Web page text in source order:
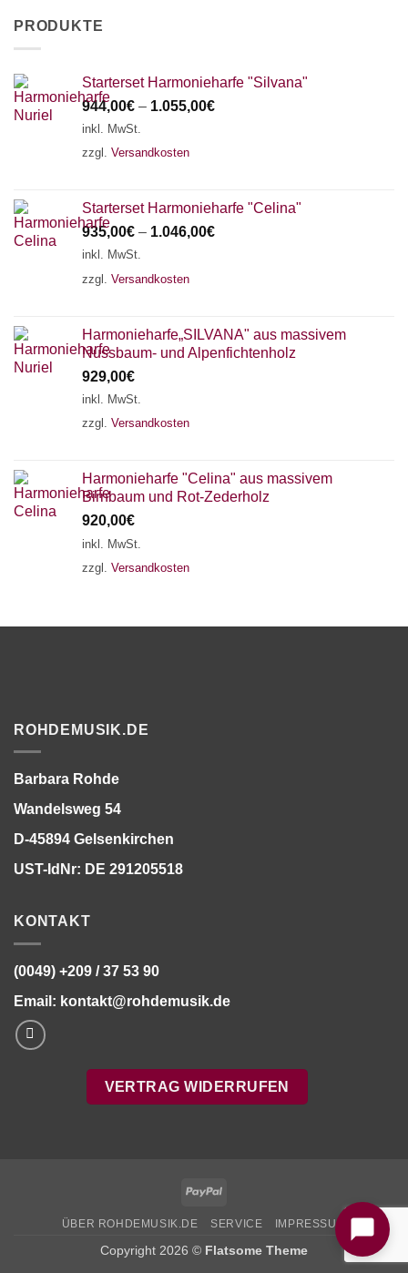
PRODUKTE
Starterset Harmonieharfe "Silvana"
944,00€ – 1.055,00€
inkl. MwSt.
zzgl. Versandkosten
Starterset Harmonieharfe "Celina"
935,00€ – 1.046,00€
inkl. MwSt.
zzgl. Versandkosten
Harmonieharfe„SILVANA" aus massivem
Nussbaum- und Alpenfichtenholz
929,00€
inkl. MwSt.
zzgl. Versandkosten
Harmonieharfe "Celina" aus massivem
Birnbaum und Rot-Zederholz
920,00€
inkl. MwSt.
zzgl. Versandkosten
ROHDEMUSIK.DE
Barbara Rohde
Wandelsweg 54
D-45894 Gelsenkirchen
UST-IdNr: DE 291205518
KONTAKT
(0049) +209 / 37 53 90
Email: kontakt@rohdemusik.de
VERTRAG WIDERRUFEN
PayPal
ÜBER ROHDEMUSIK.DE SERVICE IMPRESSUM
Copyright 2026 © Flatsome Theme